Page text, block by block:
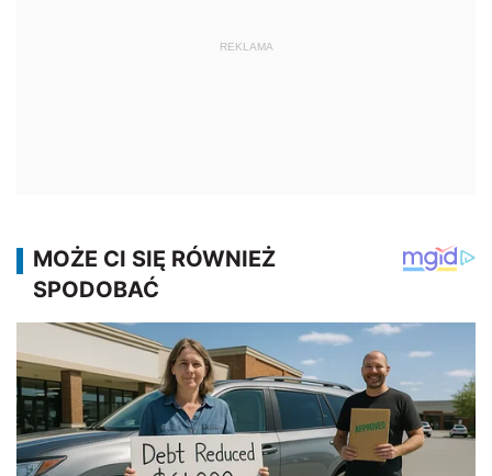
REKLAMA